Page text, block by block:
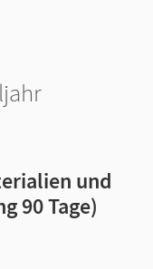
und
90 Tage)